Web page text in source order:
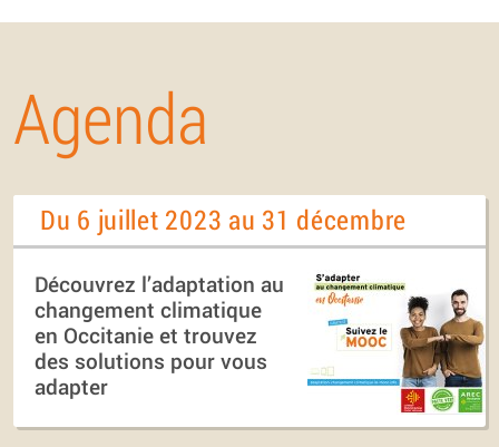
Agenda
Du 6 juillet 2023 au 31 décembre
Découvrez l’adaptation au
changement climatique
en Occitanie et trouvez
des solutions pour vous
adapter